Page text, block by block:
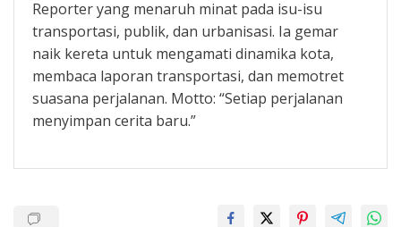
Reporter yang menaruh minat pada isu-isu
transportasi, publik, dan urbanisasi. Ia gemar
naik kereta untuk mengamati dinamika kota,
membaca laporan transportasi, dan memotret
suasana perjalanan. Motto: “Setiap perjalanan
menyimpan cerita baru.”